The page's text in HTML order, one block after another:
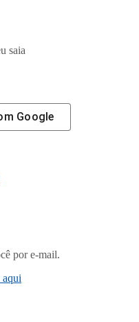
saia
Google
por e-mail.
aqui